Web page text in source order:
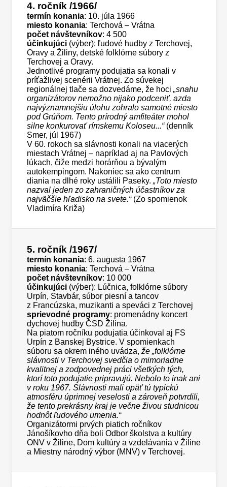
4. ročník /1966/
termín konania: 10. júla 1966
miesto konania: Terchová – Vrátna
počet návštevníkov: 4 500
účinkujúci (výber): ľudové hudby z Terchovej,
Oravy a Žiliny, detské folklórne súbory z
Terchovej a Oravy.
Jednotlivé programy podujatia sa konali v
príťažlivej scenérii Vrátnej. Zo súvekej
regionálnej tlače sa dozvedáme, že hoci „snahu
organizátorov nemožno nijako podceniť, azda
najvýznamnejšiu úlohu zohralo samotné miesto
pod Grúňom. Tento prírodný amfiteáter mohol
silne konkurovať rímskemu Koloseu...“(denník
Smer, júl 1967)
V 60. rokoch sa slávnosti konali na viacerých
miestach Vrátnej – napríklad aj na Pavlových
lúkach, čiže medzi horárňou a bývalým
autokempingom. Nakoniec sa ako centrum
diania na dlhé roky ustálili Paseky. „Toto miesto
nazval jeden zo zahraničných účastníkov za
najväčšie hľadisko na svete.“(Zo spomienok
Vladimíra Križa)
5. ročník /1967/
termín konania: 6. augusta 1967
miesto konania: Terchová – Vrátna
počet návštevníkov: 10 000
účinkujúci (výber): Lúčnica, folklórne súbory
Urpín, Stavbár, súbor piesní a tancov
z Francúzska, muzikanti a speváci z Terchovej
sprievodné programy: promenádny koncert
dychovej hudby ČSD Žilina.
Na piatom ročníku podujatia účinkoval aj FS
Urpín z Banskej Bystrice. V spomienkach
súboru sa okrem iného uvádza, že „folklórne
slávnosti v Terchovej svedčia o mimoriadne
kvalitnej a zodpovednej práci všetkých tých,
ktorí toto podujatie pripravujú. Nebolo to inak ani
v roku 1967. Slávnosti mali opäť tú typickú
atmosféru úprimnej veselosti a zároveň potvrdili,
že tento prekrásny kraj je večne živou studnicou
hodnôt ľudového umenia.“
Organizátormi prvých piatich ročníkov
Jánošíkovho dňa boli Odbor školstva a kultúry
ONV v Žiline, Dom kultúry a vzdelávania v Žiline
a Miestny národný výbor (MNV) v Terchovej.